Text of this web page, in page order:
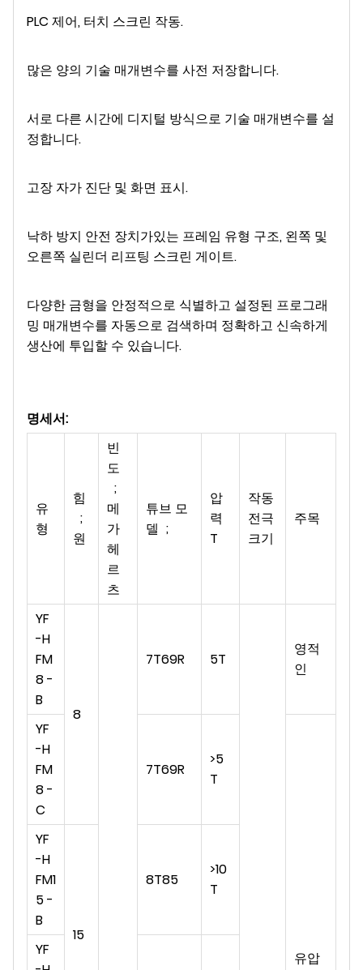
PLC 제어, 터치 스크린 작동.
많은 양의 기술 매개변수를 사전 저장합니다.
서로 다른 시간에 디지털 방식으로 기술 매개변수를 설
정합니다.
고장 자가 진단 및 화면 표시.
낙하 방지 안전 장치가있는 프레임 유형 구조, 왼쪽 및
오른쪽 실린더 리프팅 스크린 게이트.
다양한 금형을 안정적으로 식별하고 설정된 프로그래
밍 매개변수를 자동으로 검색하며 정확하고 신속하게
생산에 투입할 수 있습니다.
명세서:
유
형
힘
;
원
빈
도
;
메
가
헤
르
츠
튜브 모
델 ;
압
력
T
작동
전극
크기
주목
YF
-H
FM
8 -
B
8
7T69R 5T
영적
인
YF
-H
FM
8 -
C
7T69R
>5
T
유압
YF
-H
FM1
5 -
B
15
8T85
>10
T
YF